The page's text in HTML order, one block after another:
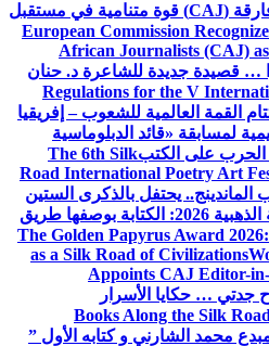
الأوروبية: مؤتمر الصحفيين الأفارقة (CAJ) قوة متنامية في مستقبل
European Commission
African Journalists (CAJ)
… قصيدة جديدة للشاعرة د. حنان
Regulations for the V
القمة العالمية للشعوب – إفريقيا
لمسابقة «قائد الدبلوماسية
الحرب على الكتبThe 6th Silk
Road International Poetry Art
الماندينج.. يحتفل بالذكرى الستين
جائزة البردية الذهبية 2026: الكتابة بوصفها طريق
The Golden Papyrus Award
as a Silk Road of Civilizations
Appoints CAJ Editor-
جدتي … حكايا الأسرار
Books Along the Silk
محمد الشارني و كتابه الأول ”